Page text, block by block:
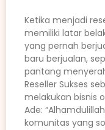
Ketika menjadi
memiliki latar
yang pernah
baru berjualan,
pantang
Reseller Sukses
melakukan bisnis
Ade:
komunitas yang